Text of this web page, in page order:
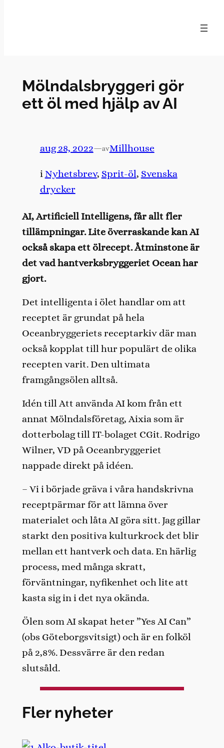
Mölndalsbryggeri gör
ett öl med hjälp av AI
aug 28, 2022—avMillhouse
i Nyhetsbrev, Sprit-öl, Svenska
drycker
AI, Artificiell Intelligens, får allt fler
tillämpningar. Lite överraskande kan AI
också skapa ett ölrecept. Åtminstone är
det vad hantverksbryggeriet Ocean har
gjort.
Det intelligenta i ölet handlar om att
receptet är grundat på hela
Oceanbryggeriets receptarkiv där man
också kopplat till hur populärt de olika
recepten varit. Den ultimata
framgångsölen alltså.
Idén till Att använda AI kom från ett
annat Mölndalsföretag, Aixia som är
dotterbolag till IT-bolaget CGit. Rodrigo
Wilner, VD på Oceanbryggeriet
nappade direkt på idéen.
– Vi i började gräva i våra handskrivna
receptpärmar för att lämna över
materialet och låta AI göra sitt. Jag gillar
starkt den positiva kulturkrock det blir
mellan ett hantverk och data. En härlig
process, med många skratt,
förväntningar, nyfikenhet och lite att
kasta sig in i det nya okända.
Ölen som AI skapat heter ”Yes AI Can”
(obs Göteborgsvitsigt) och är en folköl
på 2,8%. Dessvärre är den redan
slutsåld.
Fler nyheter